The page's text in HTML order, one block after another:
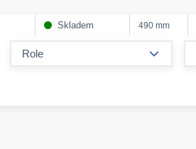
Skladem 490 mm